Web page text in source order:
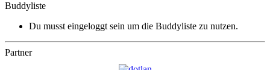
Buddyliste
Du musst eingeloggt sein um die Buddyliste zu nutzen.
Partner